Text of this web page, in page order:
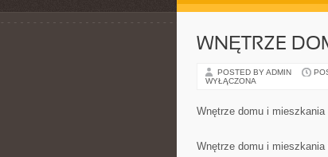
WNĘTRZE
POSTED BY ADMIN
WYŁĄCZONA
Wnętrze domu i mieszkania
Wnętrze domu i